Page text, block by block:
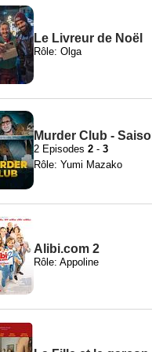
Le Livreur de Noël
Rôle: Olga
Murder Club -
2 Episodes 2 - 3
Rôle: Yumi Mazako
Alibi.com 2
Rôle: Appoline